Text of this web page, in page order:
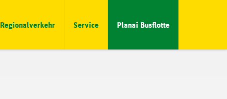
Regionalverkehr Service Planai Busflotte